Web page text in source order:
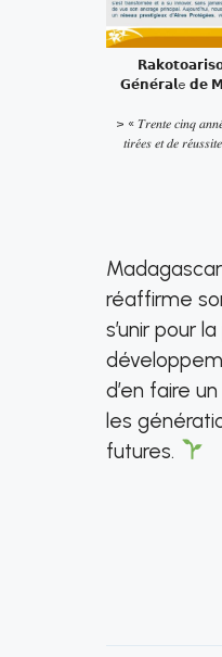
𝗚𝗲́𝗻𝗲́𝗿𝗮𝗹e 𝗱𝗲
> « 𝑇𝑟𝑒𝑛𝑡𝑒 𝑐𝑖𝑛𝑞
𝑡𝑖𝑟𝑒́𝑒𝑠 𝑒𝑡 𝑑𝑒
réaffirme
s’unir pour
d’en faire
les
futures.